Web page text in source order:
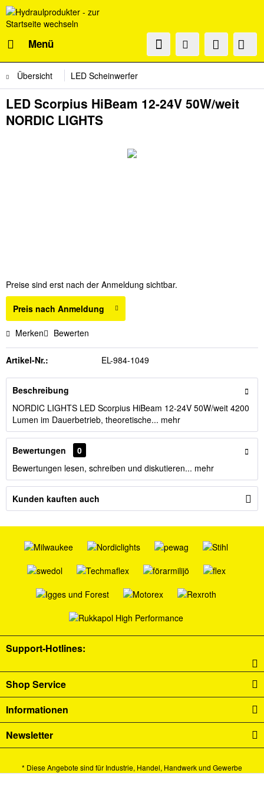
Menü
Übersicht LED Scheinwerfer
LED Scorpius HiBeam 12-24V 50W/weit
NORDIC LIGHTS
Preise sind erst nach der Anmeldung sichtbar.
Preis nach Anmeldung
Merken Bewerten
Artikel-Nr.: EL-984-1049
Beschreibung
NORDIC LIGHTS LED Scorpius HiBeam 12-24V 50W/weit 4200
Lumen im Dauerbetrieb, theoretische... mehr
Bewertungen
0
Bewertungen lesen, schreiben und diskutieren... mehr
Kunden kauften auch
Support-Hotlines:
Shop Service
Informationen
Newsletter
* Diese Angebote sind für Industrie, Handel, Handwerk und Gewerbe